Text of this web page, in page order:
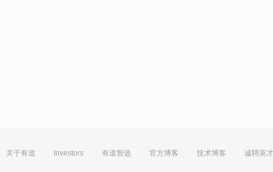
关于有道 Investors 有道智选 官方博客 技术博客 诚聘英才